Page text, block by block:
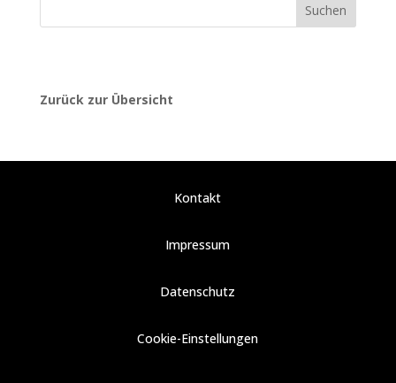
Suchen
Zurück zur Übersicht
Kontakt
Impressum
Datenschutz
Cookie-Einstellungen